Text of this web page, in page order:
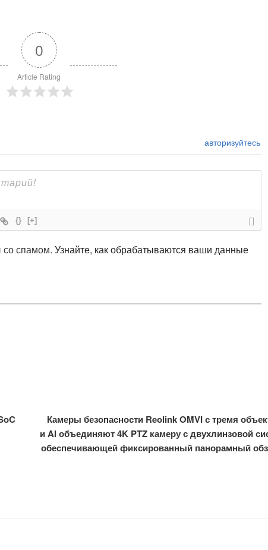
0
Article Rating
авторизуйтесь
{} [+]
со спамом. Узнайте, как обрабатываются ваши данные
Камеры безопасности Reolink OMVI с тремя
и AI объединяют 4K PTZ камеру с двухлинзовой
обеспечивающей фиксированный панорамный